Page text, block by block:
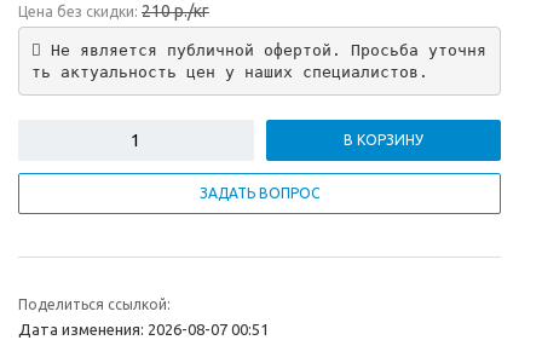
Цена без скидки: 210 р./кг
Не является публичной офертой. Просьба уточня
ть актуальность цен у наших специалистов.
В КОРЗИНУ
ЗАДАТЬ ВОПРОС
Поделиться ссылкой:
Дата изменения: 2026-08-07 00:51